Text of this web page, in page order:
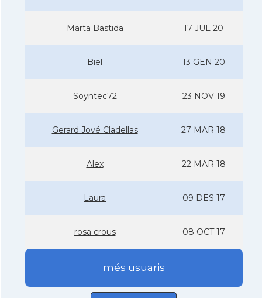
Marta Bastida 17 JUL 20
Biel 13 GEN 20
Soyntec72 23 NOV 19
Gerard Jové Cladellas 27 MAR 18
Alex 22 MAR 18
Laura 09 DES 17
rosa crous 08 OCT 17
més usuaris